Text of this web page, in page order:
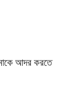
আদর করতে